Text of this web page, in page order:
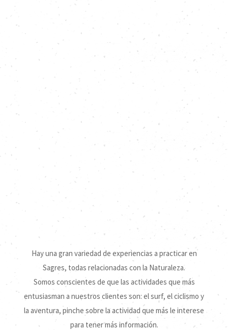
CICLISMO
AVENTURA
Hay una gran variedad de experiencias a practicar en
Sagres, todas relacionadas con la Naturaleza.
Somos conscientes de que las actividades que más
entusiasman a nuestros clientes son: el surf, el ciclismo y
la aventura, pinche sobre la actividad que más le interese
para tener más información.